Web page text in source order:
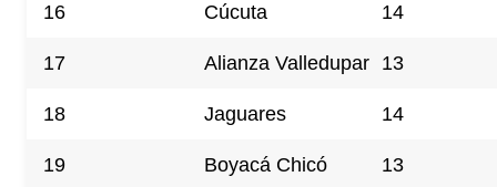
16 Cúcuta 14
17 Alianza Valledupar 13
18 Jaguares 14
19 Boyacá Chicó 13